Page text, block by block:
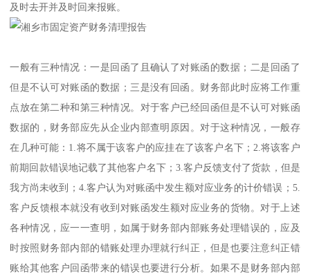
及时去开并及时回来报账。
一般有三种情况：一是回函了且确认了对账函的数据；二是回函了
但是不认可对账函的数据；三是没有回函。财务部此时应将工作重
点放在第二种和第三种情况。对于客户已经回函但是不认可对账函
数据的，财务部应先从企业内部查明原因。对于这种情况，一般存
在几种可能：1.将不属于该客户的应挂在了该客户名下；2.将该客户
前期回款错误地记载了其他客户名下；3.客户反馈支付了货款，但是
我方尚未收到；4.客户认为对账函中发生额对应业务的计价错误；5.
客户反馈根本就没有收到对账函发生额对应业务的货物。对于上述
各种情况，应一一查明，如属于财务部内部账务处理错误的，应及
时按照财务部内部的错账处理办理就行纠正，但是也要注意纠正错
账给其他客户回函带来的错误也要进行分析。如果不是财务部内部